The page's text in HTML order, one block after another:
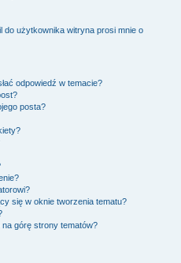
do użytkownika witryna prosi mnie o
odpowiedź w temacie?
posta?
się w oknie tworzenia tematu?
górę strony tematów?